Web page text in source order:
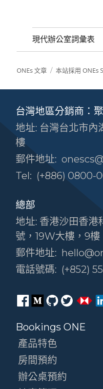
現代辦公室詞彙表
ONEs 文章 本站採用 ONEs
台灣地區分銷商：
地址: 台灣台北市內
樓
郵件地址:
Tel: (+886) 0800-
總部
地址: 香港沙田香港
號，19W大樓，9
郵件地址:
電話號碼: (+852)
Bookings ONE
產品特色
房間預約
辦公桌預約